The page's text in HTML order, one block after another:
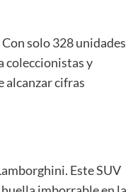
solo 328 unidades
coleccionistas y
alcanzar cifras
Este SUV